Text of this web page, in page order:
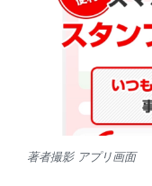
著者撮影 アプリ画面